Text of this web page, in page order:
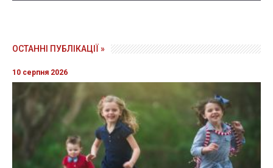
ОСТАННІ ПУБЛІКАЦІЇ »
10 серпня 2026